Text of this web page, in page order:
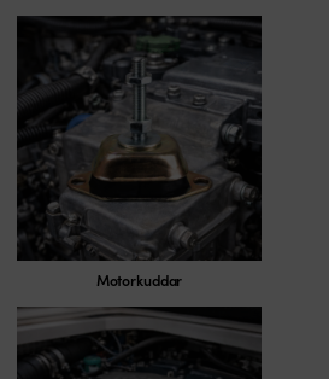
Motorkuddar